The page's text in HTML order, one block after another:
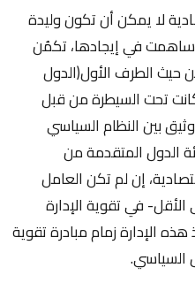
لا يمكن أن تكون وليدة
في إيجادها، تكمُن
حيث الطرف الأول(الدول
كانت تحت السيطرة من قبل
بين النظام السياسي
الدول المتقدمة من
إن لم تكن العامل
في تقوية الإدارة
الإدارة زمام مبادرة تقوية
السياسي.